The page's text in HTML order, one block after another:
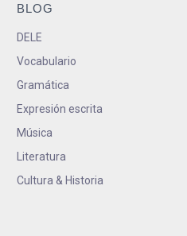
BLOG
DELE
Vocabulario
Gramática
Expresión escrita
Música
Literatura
Cultura & Historia